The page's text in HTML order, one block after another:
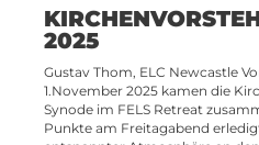
2025
Gustav Thom, ELC Newcastle
1.November 2025 kamen die
Synode im FELS Retreat
Punkte am Freitagabend